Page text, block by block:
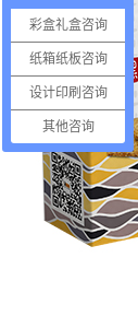
彩盒礼盒咨询
纸箱纸板咨询
设计印刷咨询
其他咨询